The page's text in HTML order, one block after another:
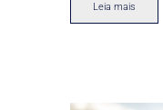
Leia mais